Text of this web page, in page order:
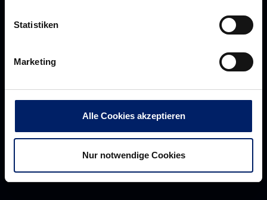
Statistiken
Marketing
Alle Cookies akzeptieren
Nur notwendige Cookies
Rhein-Neckar Löwen GmbH